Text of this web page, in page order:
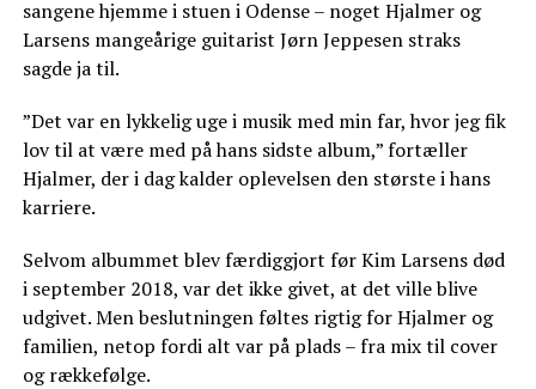
sangene hjemme i stuen i Odense – noget Hjalmer og
Larsens mangeårige guitarist Jørn Jeppesen straks
sagde ja til.
”Det var en lykkelig uge i musik med min far, hvor jeg fik
lov til at være med på hans sidste album,” fortæller
Hjalmer, der i dag kalder oplevelsen den største i hans
karriere.
Selvom albummet blev færdiggjort før Kim Larsens død
i september 2018, var det ikke givet, at det ville blive
udgivet. Men beslutningen føltes rigtig for Hjalmer og
familien, netop fordi alt var på plads – fra mix til cover
og rækkefølge.